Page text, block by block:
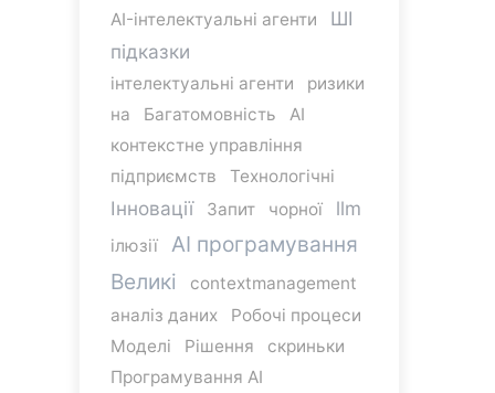
AI-інтелектуальні агенти
ШІ
підказки
інтелектуальні агенти
ризики
на
Багатомовність
AI
контекстне управління
підприємств
Технологічні
Інновації Запит чорної llm
ілюзії
AI програмування
Великі
contextmanagement
аналіз даних
Робочі процеси
Моделі
Рішення
скриньки
Програмування AI